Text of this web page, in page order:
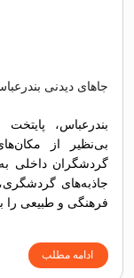
جاهای دیدنی
بندرعباس،
بی‌نظیر از
گردشگران داخلی
جاذبه‌های
فرهنگی و طبیعی را
ادامه مطلب